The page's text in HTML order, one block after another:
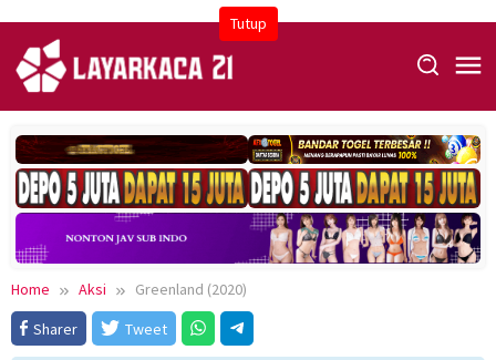
Tutup
content
Home Aksi
Greenland (2020)
Sharer
Tweet